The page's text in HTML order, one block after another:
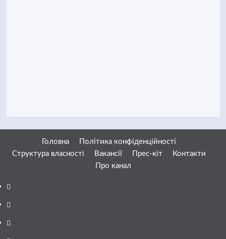
Головна
Політика конфіденційності
Структура власності
Вакансії Прес-кіт
Контакти
Про канал
Facebook
YouTube
Telegram